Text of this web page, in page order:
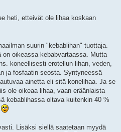
heti, etteivät ole lihaa koskaan
suurin "kebablihan" tuottaja.
oikeassa kebabvartaassa. Mutta
koneellisesti erotellun lihan, veden,
ja fosfaatin seosta. Syntyneessä
ainetta eli sitä konelihaa. Ja se
ole oikeaa lihaa, vaan eräänlaista
kebablihassa oltava kuitenkin 40 %
Lisäksi siellä saatetaan myydä